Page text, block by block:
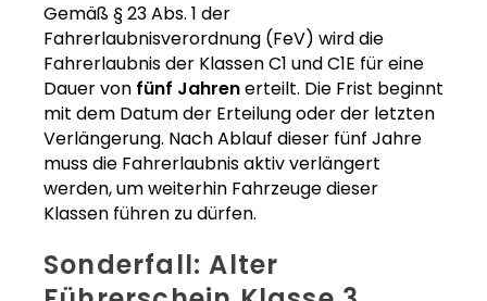
Gemäß § 23 Abs. 1 der
Fahrerlaubnisverordnung (FeV) wird die
Fahrerlaubnis der Klassen C1 und C1E für eine
Dauer von fünf Jahrenerteilt. Die Frist beginnt
mit dem Datum der Erteilung oder der letzten
Verlängerung. Nach Ablauf dieser fünf Jahre
muss die Fahrerlaubnis aktiv verlängert
werden, um weiterhin Fahrzeuge dieser
Klassen führen zu dürfen.
Sonderfall: Alter